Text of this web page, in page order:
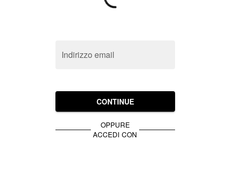
Indirizzo email
CONTINUE
OPPURE
ACCEDI CON